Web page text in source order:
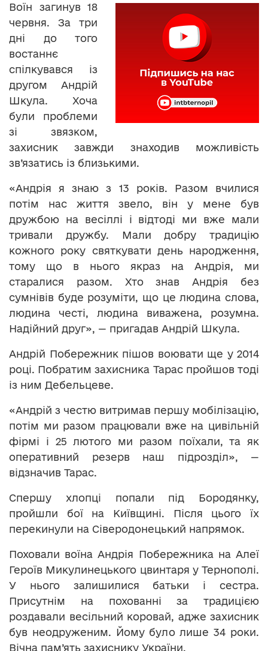
Воїн загинув 18
червня. За три
дні до того
востаннє
спілкувався із
другом Андрій
Шкула. Хоча
були проблеми
зі звязком,
захисник завжди знаходив можливість
зв’язатись із близькими.
«Андрія я знаю з 13 років. Разом вчилися
потім нас життя звело, він у мене був
дружбою на весіллі і відтоді ми вже мали
тривали дружбу. Мали добру традицію
кожного року святкувати день народження,
тому що в нього якраз на Андрія, ми
старалися разом. Хто знав Андрія без
сумнівів буде розуміти, що це людина слова,
людина честі, людина виважена, розумна.
Надійний друг», — пригадав Андрій Шкула.
Андрій Побережник пішов воювати ще у 2014
році. Побратим захисника Тарас пройшов тоді
із ним Дебельцеве.
«Андрій з честю витримав першу мобілізацію,
потім ми разом працювали вже на цивільній
фірмі і 25 лютого ми разом поїхали, та як
оперативний резерв наш підрозділ», —
відзначив Тарас.
Спершу хлопці попали під Бородянку,
пройшли бої на Київщині. Після цього їх
перекинули на Сіверодонецький напрямок.
Поховали воїна Андрія Побережника на Алеї
Героїв Микулинецького цвинтаря у Тернополі.
У нього залишилися батьки і сестра.
Присутнім на похованні за традицією
роздавали весільний коровай, адже захисник
був неодруженим. Йому було лише 34 роки.
Вічна пам’ять захиснику України.